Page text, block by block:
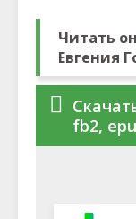
Читать
Евгения
fb2,